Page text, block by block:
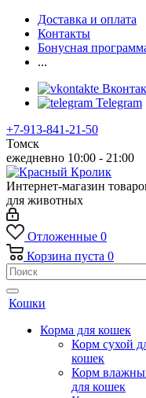
Доставка и оплата
Контакты
Бонусная
...
Telegram
+7-913-841-21-50
Томск
ежедневно 10:00 - 21:00
Интернет-магазин
для животных
Отложенные 0
Корзина пуста 0
Кошки
Корма для кошек
Корм сухой
кошек
Корм
для кошек